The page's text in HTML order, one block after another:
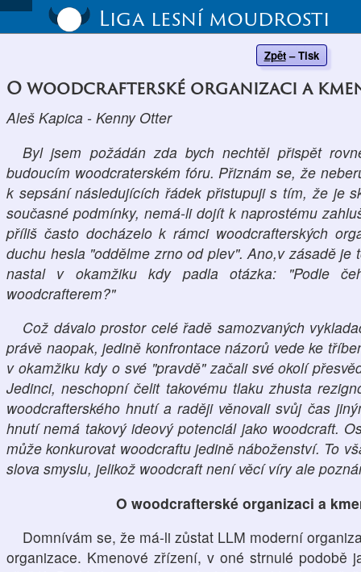
Liga lesní moudrosti
Zpět – Tisk
O woodcrafterské organizaci a
Aleš Kapica - Kenny Otter
Byl jsem požádán zda bych nechtěl přispět
budoucím woodcraterském fóru. Přiznám se, že
k sepsání následujících řádek přistupuji s tím, že je
současné podmínky, nemá-li dojít k naprostému
příliš často docházelo k rámci woodcrafterských
duchu hesla "oddělme zrno od plev". Ano,v zásadě je
nastal v okamžiku kdy padla otázka: "Podle
woodcrafterem?"
Což dávalo prostor celé řadě samozvaných
právě naopak, jedině konfrontace názorů vede ke
v okamžiku kdy o své "pravdě" začali své okolí
Jedinci, neschopní čelit takovému tlaku zhusta
woodcrafterského hnutí a raději věnovali svůj čas
hnutí nemá takový ideový potenciál jako woodcraft.
může konkurovat woodcraftu jedině náboženství. To
slova smyslu, jelikož woodcraft není věcí víry ale
O woodcrafterské organizaci a
Domnívám se, že má-li zůstat LLM moderní
organizace. Kmenové zřízení, v oné strnulé podobě